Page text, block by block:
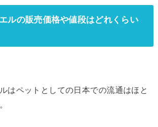
ルの販売価格や値段はどれくらい
はペットとしての日本での流通はほと